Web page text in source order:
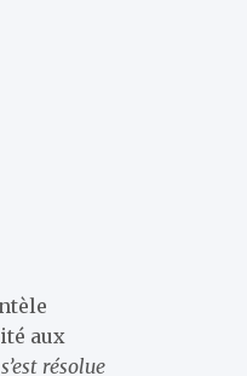
aux
résolue